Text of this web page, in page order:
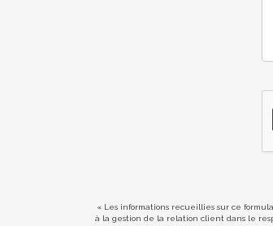
« Les informations recueillies sur ce
à la gestion de la relation client dans le